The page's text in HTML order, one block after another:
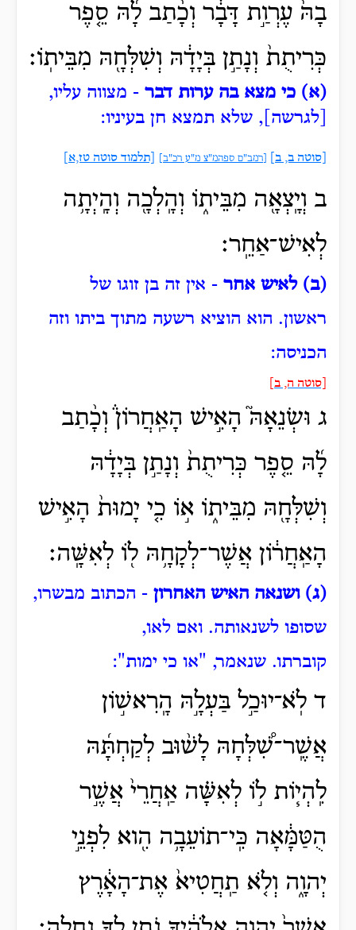
בָהּ֙ עֶרְוַ֣ת דָּבָ֔ר וְכָ֨תַב לָ֜הּ סֵ֤פֶר
כְּרִיתֻת֙ וְנָתַ֣ן בְּיָדָ֔הּ וְשִׁלְּחָ֖הּ מִבֵּיתֽוֹ׃
(א) כי מצא בה ערות דבר - מצווה עליו,
[לגרשה], שלא תמצא חן בעיניו:
[סוטה ב, ב] [רמב"ם ספהמ"צ מ"ע רכ"ב] [תלמוד סוטה טז,א]
ב וְיָֽצְאָ֖ה מִבֵּית֑וֹ וְהָֽלְכָ֖ה וְהָֽיְתָ֥ה
לְאִישׁ־אַחֵֽר׃
(ב) לאיש אחר - אין זה בן זוגו של
ראשון. הוא הוציא רשעה מתוך ביתו וזה
הכניסה:
[סוטה ה, ב]
ג וּשְׂנֵאָהּ֮ הָאִ֣ישׁ הָאַֽחֲרוֹן֒ וְכָ֨תַב
לָ֜הּ סֵ֤פֶר כְּרִיתֻת֙ וְנָתַ֣ן בְּיָדָ֔הּ
וְשִׁלְּחָ֖הּ מִבֵּית֑וֹ א֣וֹ כִ֤י יָמוּת֙ הָאִ֣ישׁ
הָאַֽחֲר֔וֹן אֲשֶׁר־לְקָחָ֥הּ ל֖וֹ לְאִשָּֽׁה׃
(ג) ושנאה האיש האחרון - הכתוב מבשרו,
שסופו לשנאותה. ואם לאו,
קוברתו. שנאמר, "או כי ימות":
ד לֹֽא־יוּכַ֣ל בַּעְלָ֣הּ הָֽרִאשׁ֣וֹן
אֲשֶֽׁר־שִׁ֠לְּחָהּ לָשׁ֨וּב לְקַחְתָּ֜הּ
לִֽהְי֧וֹת ל֣וֹ לְאִשָּׁ֗ה אַֽחֲרֵי֙ אֲשֶׁ֣ר
הֻטַּמָּ֔אָה כִּֽי־תוֹעֵבָ֥ה הִ֖וא לִפְנֵ֣י
יְהוָ֑ה וְלֹ֤א תַֽחֲטִיא֙ אֶת־הָאָ֔רֶץ